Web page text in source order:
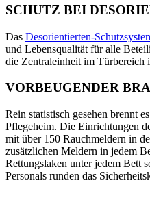
SCHUTZ BEI
Das Desorientierten-
und Lebensqualität für alle
die Zentraleinheit im Türbereich
VORBEUGENDER
Rein statistisch gesehen brennt
Pflegeheim. Die Einrichtungen
mit über 150 Rauchmeldern in
zusätzlichen Meldern in jedem
Rettungslaken unter jedem Bett
Personals runden das